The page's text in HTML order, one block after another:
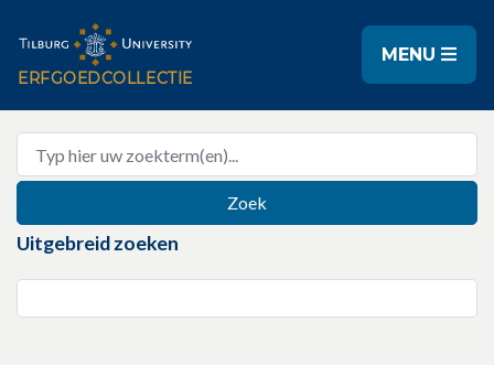
MENU
Uitgebreid zoeken